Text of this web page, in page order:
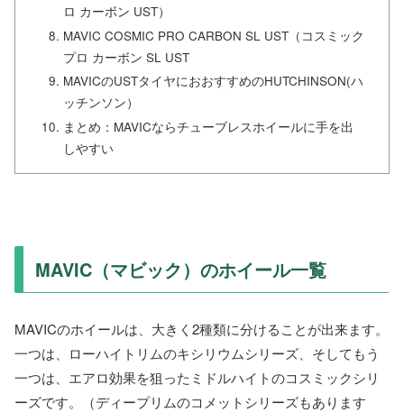
ロ カーボン UST）
MAVIC COSMIC PRO CARBON SL UST（コスミック
プロ カーボン SL UST
MAVICのUSTタイヤにおおすすめのHUTCHINSON(ハ
ッチンソン）
まとめ：MAVICならチューブレスホイールに手を出
しやすい
MAVIC（マビック）のホイール一覧
MAVICのホイールは、大きく2種類に分けることが出来ます。
一つは、ローハイトリムのキシリウムシリーズ、そしてもう
一つは、エアロ効果を狙ったミドルハイトのコスミックシリ
ーズです。（ディープリムのコメットシリーズもあります